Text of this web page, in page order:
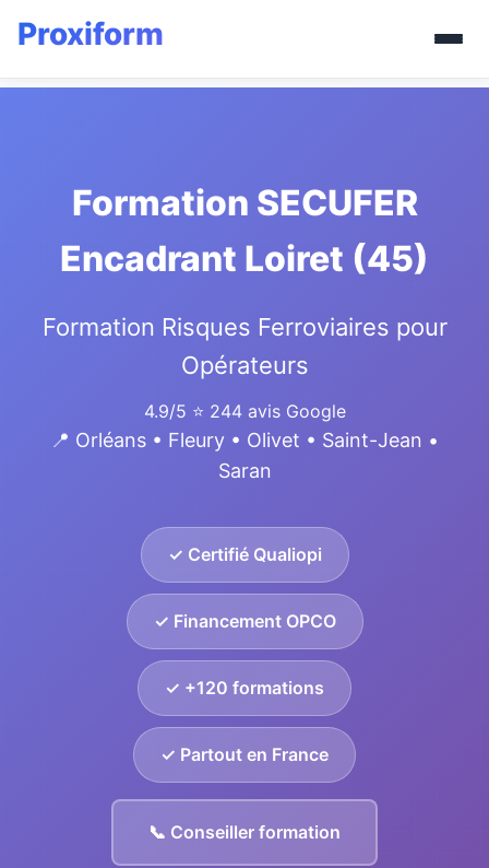
Formation SECUFER
Encadrant Loiret (45)
Formation Risques Ferroviaires pour
Opérateurs
4.9/5 ⭐ 244 avis Google
📍 Orléans • Fleury • Olivet • Saint-Jean •
Saran
✓ Certifié Qualiopi
✓ Financement OPCO
✓ +120 formations
✓ Partout en France
📞 Conseiller formation